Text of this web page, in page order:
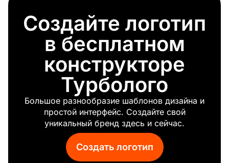
Позвоночник
Выздоровление
Красный крест
Уход за кожей
Антивирус
Педиатр
Спасать
Отдел здравоохранения
Создайте логотип
в бесплатном
конструкторе
Турболого
Большое разнообразие шаблонов дизайна и
простой интерфейс. Создайте свой
уникальный бренд здесь и сейчас.
Создать логотип